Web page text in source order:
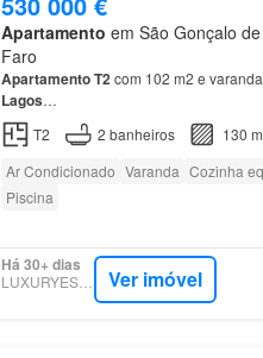
Apartamento em São Gonçalo
Faro
ApartamentoT2com 102 m2 e
Lagos…
T2
2 banheiros
130
Ar Condicionado Varanda Cozinha
Piscina
Há 30+ dias
LUXURYESTATE Ver imóvel